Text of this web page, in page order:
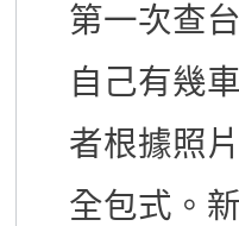
第一次查
自己有幾
者根據照
全包式。